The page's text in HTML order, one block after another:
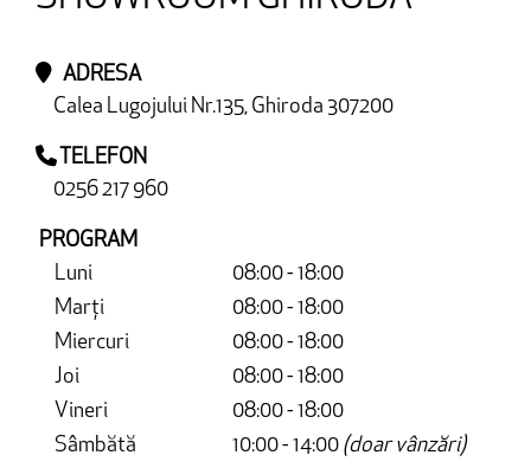
ADRESA
Calea Lugojului Nr.135, Ghiroda 307200
TELEFON
0256 217 960
PROGRAM
Luni
08:00 - 18:00
Marți
08:00 - 18:00
Miercuri
08:00 - 18:00
Joi
08:00 - 18:00
Vineri
08:00 - 18:00
Sâmbătă
10:00 - 14:00 (doar vânzări)